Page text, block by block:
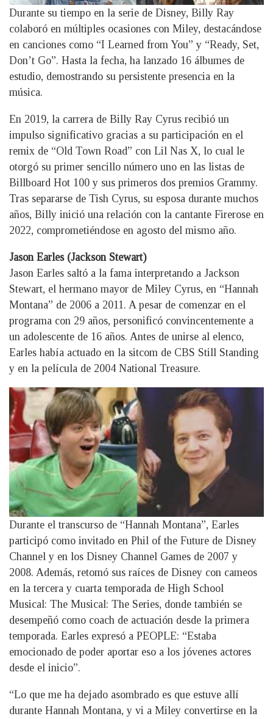
Durante su tiempo en la serie de Disney, Billy Ray
colaboró en múltiples ocasiones con Miley, destacándose
en canciones como “I Learned from You” y “Ready, Set,
Don’t Go”. Hasta la fecha, ha lanzado 16 álbumes de
estudio, demostrando su persistente presencia en la
música.
En 2019, la carrera de Billy Ray Cyrus recibió un
impulso significativo gracias a su participación en el
remix de “Old Town Road” con Lil Nas X, lo cual le
otorgó su primer sencillo número uno en las listas de
Billboard Hot 100 y sus primeros dos premios Grammy.
Tras separarse de Tish Cyrus, su esposa durante muchos
años, Billy inició una relación con la cantante Firerose en
2022, comprometiéndose en agosto del mismo año.
Jason Earles (Jackson Stewart)
Jason Earles saltó a la fama interpretando a Jackson
Stewart, el hermano mayor de Miley Cyrus, en “Hannah
Montana” de 2006 a 2011. A pesar de comenzar en el
programa con 29 años, personificó convincentemente a
un adolescente de 16 años. Antes de unirse al elenco,
Earles había actuado en la sitcom de CBS Still Standing
y en la película de 2004 National Treasure.
Durante el transcurso de “Hannah Montana”, Earles
participó como invitado en Phil of the Future de Disney
Channel y en los Disney Channel Games de 2007 y
2008. Además, retomó sus raíces de Disney con cameos
en la tercera y cuarta temporada de High School
Musical: The Musical: The Series, donde también se
desempeñó como coach de actuación desde la primera
temporada. Earles expresó a PEOPLE: “Estaba
emocionado de poder aportar eso a los jóvenes actores
desde el inicio”.
“Lo que me ha dejado asombrado es que estuve allí
durante Hannah Montana, y vi a Miley convertirse en la